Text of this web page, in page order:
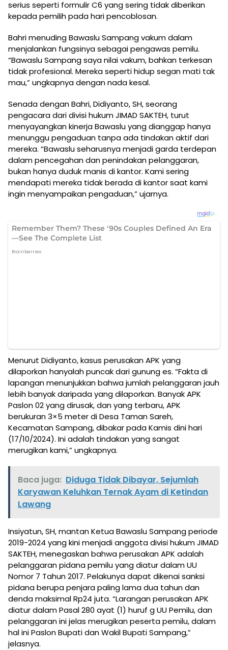
serius seperti formulir C6 yang sering tidak diberikan
kepada pemilih pada hari pencoblosan.
Bahri menuding Bawaslu Sampang vakum dalam
menjalankan fungsinya sebagai pengawas pemilu.
“Bawaslu Sampang saya nilai vakum, bahkan terkesan
tidak profesional. Mereka seperti hidup segan mati tak
mau,” ungkapnya dengan nada kesal.
Senada dengan Bahri, Didiyanto, SH, seorang
pengacara dari divisi hukum JIMAD SAKTEH, turut
menyayangkan kinerja Bawaslu yang dianggap hanya
menunggu pengaduan tanpa ada tindakan aktif dari
mereka. “Bawaslu seharusnya menjadi garda terdepan
dalam pencegahan dan penindakan pelanggaran,
bukan hanya duduk manis di kantor. Kami sering
mendapati mereka tidak berada di kantor saat kami
ingin menyampaikan pengaduan,” ujarnya.
Menurut Didiyanto, kasus perusakan APK yang
dilaporkan hanyalah puncak dari gunung es. “Fakta di
lapangan menunjukkan bahwa jumlah pelanggaran jauh
lebih banyak daripada yang dilaporkan. Banyak APK
Paslon 02 yang dirusak, dan yang terbaru, APK
berukuran 3×5 meter di Desa Taman Sareh,
Kecamatan Sampang, dibakar pada Kamis dini hari
(17/10/2024). Ini adalah tindakan yang sangat
merugikan kami,” ungkapnya.
Baca juga: Diduga Tidak Dibayar, Sejumlah
Karyawan Keluhkan Ternak Ayam di Ketindan
Lawang
Insiyatun, SH, mantan Ketua Bawaslu Sampang periode
2019-2024 yang kini menjadi anggota divisi hukum JIMAD
SAKTEH, menegaskan bahwa perusakan APK adalah
pelanggaran pidana pemilu yang diatur dalam UU
Nomor 7 Tahun 2017. Pelakunya dapat dikenai sanksi
pidana berupa penjara paling lama dua tahun dan
denda maksimal Rp24 juta. “Larangan perusakan APK
diatur dalam Pasal 280 ayat (1) huruf g UU Pemilu, dan
pelanggaran ini jelas merugikan peserta pemilu, dalam
hal ini Paslon Bupati dan Wakil Bupati Sampang,”
jelasnya.